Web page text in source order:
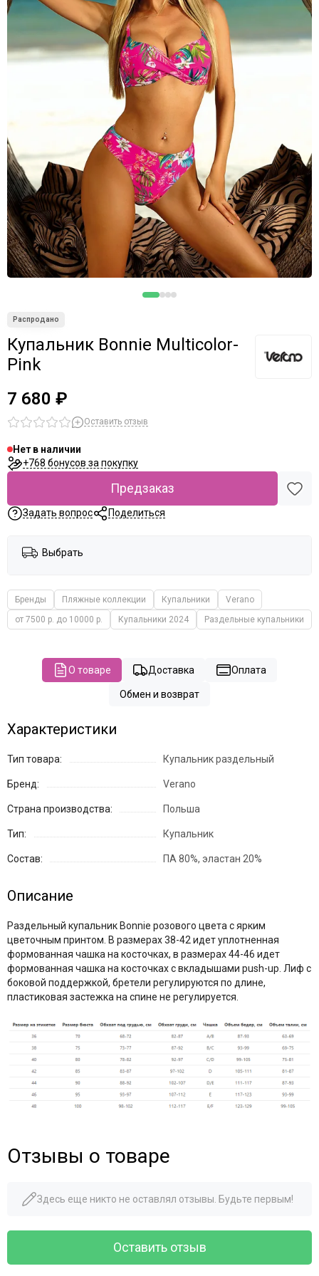
Купальник Bonnie Multicolor-
Pink
7 680 ₽
Оставить отзыв
Нет в наличии
+768 бонусов за покупку
Предзаказ
Задать вопрос Поделиться
Выбрать
Бренды Пляжные коллекции Купальники
Verano
от 7500 р. до 10000 р.
Купальники 2024 Раздельные купальники
О товаре Доставка Оплата
Обмен и возврат
Характеристики
Тип товара: Купальник раздельный
Бренд: Verano
Страна производства: Польша
Тип: Купальник
Состав: ПА 80%, эластан 20%
Описание
Раздельный купальник Bonnie розового цвета с ярким
цветочным принтом. В размерах 38-42 идет уплотненная
формованная чашка на косточках, в размерах 44-46 идет
формованная чашка на косточках с вкладышами push-up. Лиф с
боковой поддержкой, бретели регулируются по длине,
пластиковая застежка на спине не регулируется.
Отзывы о товаре
Здесь еще никто не оставлял отзывы. Будьте первым!
Оставить отзыв